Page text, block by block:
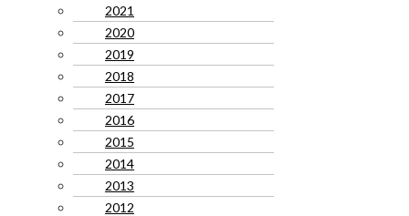
2021
2020
2019
2018
2017
2016
2015
2014
2013
2012